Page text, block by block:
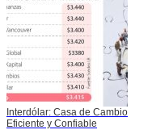
Interdólar: Casa de Cambio
Eficiente y Confiable